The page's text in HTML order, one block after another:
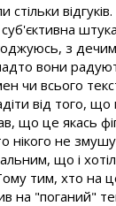
з дечим
вони
чи всього
від того,
що це якась
нікого не
що і
тим, хто на
на "поганий"